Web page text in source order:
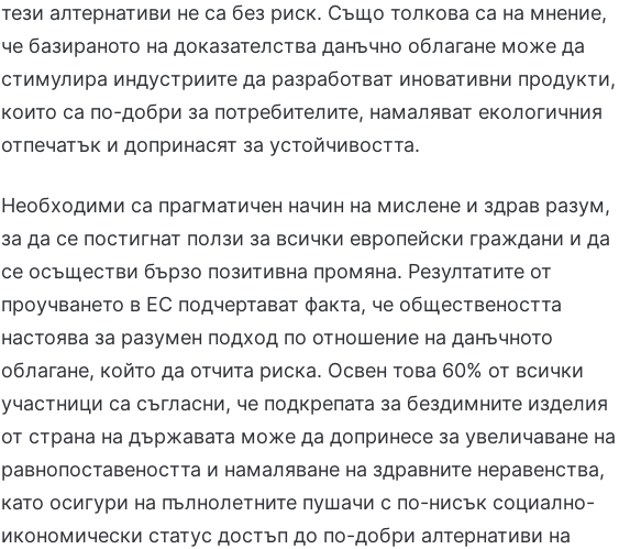
тези алтернативи не са без риск. Също толкова са на мнение,
че базираното на доказателства данъчно облагане може да
стимулира индустриите да разработват иновативни продукти,
които са по-добри за потребителите, намаляват екологичния
отпечатък и допринасят за устойчивостта.
Необходими са прагматичен начин на мислене и здрав разум,
за да се постигнат ползи за всички европейски граждани и да
се осъществи бързо позитивна промяна. Резултатите от
проучването в ЕС подчертават факта, че обществеността
настоява за разумен подход по отношение на данъчното
облагане, който да отчита риска. Освен това 60% от всички
участници са съгласни, че подкрепата за бездимните изделия
от страна на държавата може да допринесе за увеличаване на
равнопоставеността и намаляване на здравните неравенства,
като осигури на пълнолетните пушачи с по-нисък социално-
икономически статус достъп до по-добри алтернативи на